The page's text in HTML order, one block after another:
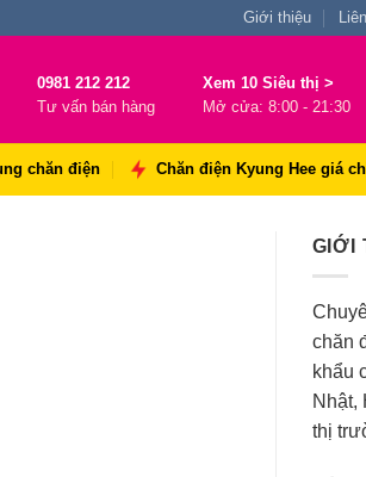
Giới thiệu
0981 212 212
Tư vấn bán hàng
Xem 10 Siêu thị >
Mở cửa: 8:00 - 21:30
chăn điện Chăn điện Kyung Hee giá
GIỚI
chăn
khẩu
Nhật,
thị